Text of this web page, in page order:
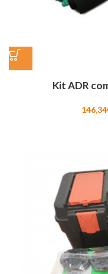
Kit ADR
146,34